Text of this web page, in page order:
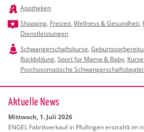
Apotheken
Shopping, Freizeit, Wellness & Gesundheit,
Dienstleistungen
Schwangerschaftskurse,
Rückbildung, Sport für Mama & Baby,
Psychosomatische
Ak­tu­el­le News
Mitt­woch, 1. Juli 2026
ENGEL Fa­brik­ver­kauf in Pful­lin­gen er­strahlt im